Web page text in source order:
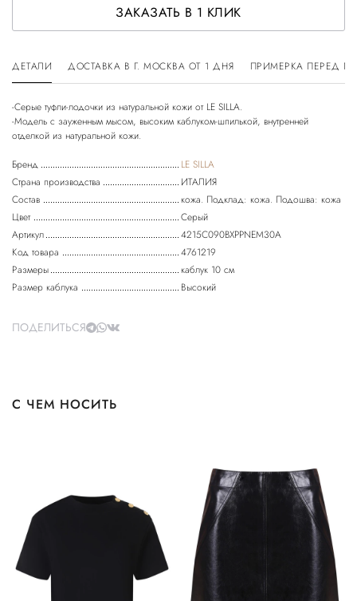
ЗАКАЗАТЬ В 1 КЛИК
ДЕТАЛИ ДОСТАВКА В Г. МОСКВА ОТ 1 ДНЯ ПРИМЕРКА ПЕРЕД
-Серые туфли-лодочки из натуральной кожи от LE SILLA.
-Модель с зауженным мысом, высоким каблуком-шпилькой, внутренней
Бренд
LE SILLA
Страна производства
ИТАЛИЯ
Состав
кожа. Подклад: кожа. Подошва: кожа
Цвет
Серый
Артикул
4215C090BXPPNEM30A
Код товара
4761219
Размеры
каблук 10 см
Размер каблука
Высокий
ПОДЕЛИТЬСЯ
С ЧЕМ НОСИТЬ